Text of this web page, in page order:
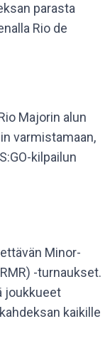
parasta
Rio de
Majorin alun
varmistamaan,
kilpailun
Minor-
-turnaukset.
joukkueet
kaikille